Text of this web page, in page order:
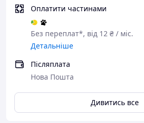
Оплатити частинами
Без переплат*, від 12 ₴ / міс.
Детальніше
Післяплата
Нова Пошта
Дивитись все